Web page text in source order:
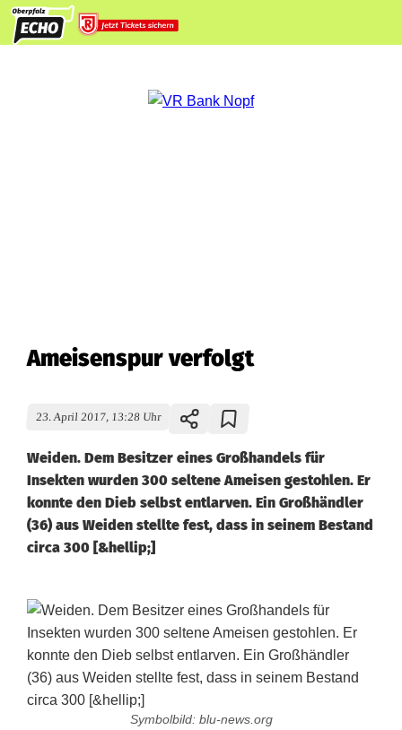
Ameisenspur verfolgt
23. April 2017, 13:28 Uhr
Weiden. Dem Besitzer eines Großhandels für
Insekten wurden 300 seltene Ameisen gestohlen. Er
konnte den Dieb selbst entlarven. Ein Großhändler
(36) aus Weiden stellte fest, dass in seinem Bestand
circa 300 [&hellip;]
Symbolbild: blu-news.org